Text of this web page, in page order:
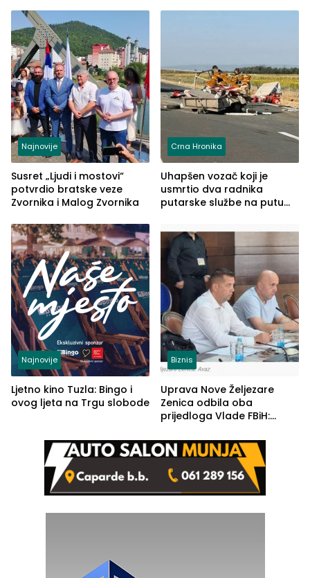
Najnovije
Susret „Ljudi i mostovi“
potvrdio bratske veze
Zvornika i Malog Zvornika
Crna Hronika
Uhapšen vozač koji je
usmrtio dva radnika
putarske službe na putu
(FOTO)
Najnovije
Ljetno kino Tuzla: Bingo i
ovog ljeta na Trgu slobode
Biznis
Uprava Nove Željezare
Zenica odbila oba
prijedloga Vlade FBiH:
rješenje